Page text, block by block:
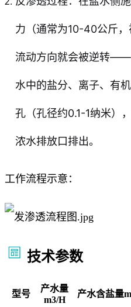
力（通常为10-40公斤
流动方向就会被逆转——
水中的盐分、离子、有
孔（孔径约0.1-1纳米）
浓水排放口排出。
工作流程示意：
技术参数
型号
产水量
m3/H
产水含盐量